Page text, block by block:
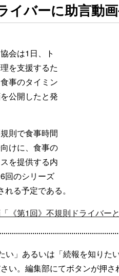
イバーに助言動
会は1日、ト
を支援するた
事のタイミン
公開したと発
則で食事時間
けに、食事の
を提供する内
回のシリーズ
る予定である。
《第1回》不規則ドライバー
い」あるいは「続報を知りた
い。編集部にてボタンが押さ